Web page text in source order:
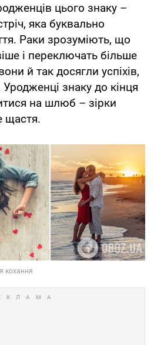
цього знаку –
яка буквально
Раки зрозуміють, що
і переключать більше
й так досягли успіхів,
знаку до кінця
на шлюб – зірки
щастя.